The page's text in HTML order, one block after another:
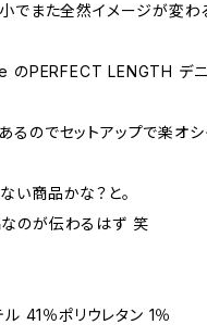
でまた全然イメージが変わ
のPERFECT LENGTH デニ
るのでセットアップで楽オシ
い商品かな？と。
のが伝わるはず 笑
41％ポリウレタン 1％